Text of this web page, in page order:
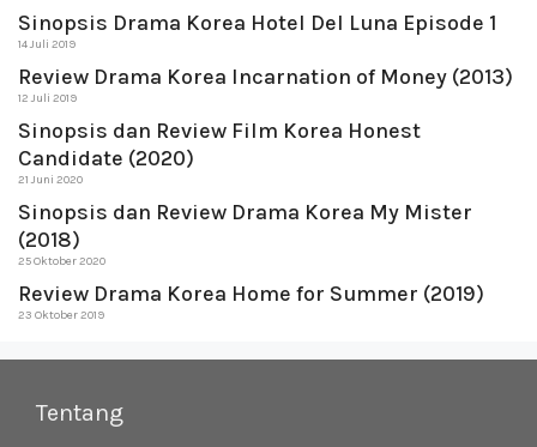
Sinopsis Drama Korea Hotel Del Luna Episode 1
14 Juli 2019
Review Drama Korea Incarnation of Money (2013)
12 Juli 2019
Sinopsis dan Review Film Korea Honest
Candidate (2020)
21 Juni 2020
Sinopsis dan Review Drama Korea My Mister
(2018)
25 Oktober 2020
Review Drama Korea Home for Summer (2019)
23 Oktober 2019
Tentang